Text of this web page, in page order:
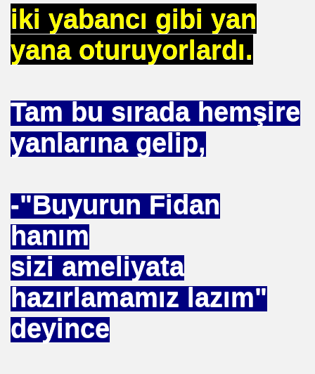
iki yabancı gibi yan
yana oturuyorlardı.
Tam bu sırada hemşire
yanlarına gelip,
-"Buyurun Fidan
hanım
sizi ameliyata
hazırlamamız lazım"
deyince
ETTİ
SIRA REÇEPTE
İŞE BAŞLAMAK
KÖTÜLÜKDE. YOKTUR